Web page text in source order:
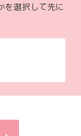
します。推奨
で、あらかじ
を選択して先に